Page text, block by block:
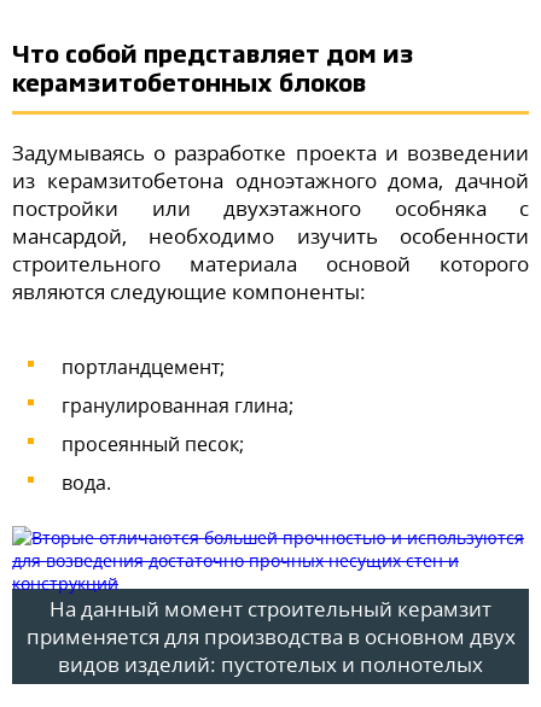
Что собой представляет дом из
керамзитобетонных блоков
Задумываясь о разработке проекта и возведении
из керамзитобетона одноэтажного дома, дачной
постройки или двухэтажного особняка с
мансардой, необходимо изучить особенности
строительного материала основой которого
являются следующие компоненты:
портландцемент;
гранулированная глина;
просеянный песок;
вода.
На данный момент строительный керамзит
применяется для производства в основном двух
видов изделий: пустотелых и полнотелых